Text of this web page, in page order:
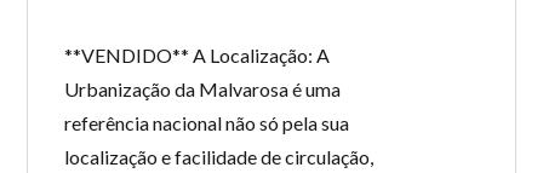
**VENDIDO** A Localização: A
Urbanização da Malvarosa é uma
referência nacional não só pela sua
localização e facilidade de circulação,